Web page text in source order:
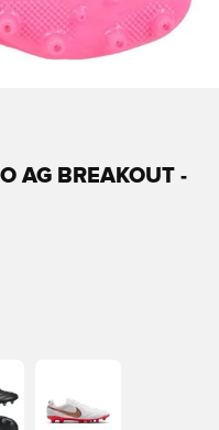
AG BREAKOUT -